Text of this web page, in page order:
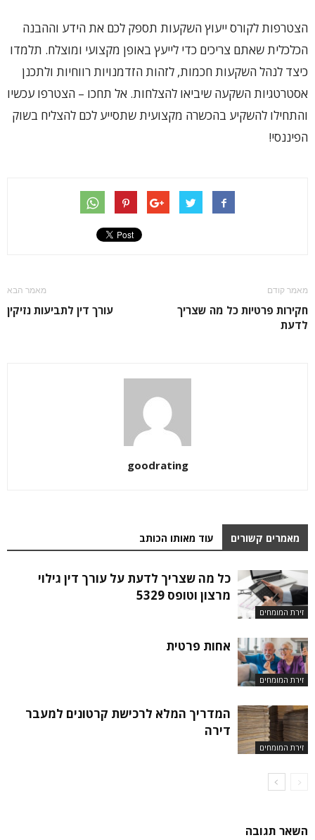
הצטרפות לקורס ייעוץ השקעות תספק לכם את הידע וההבנה
הכלכלית שאתם צריכים כדי לייעץ באופן מקצועי ומוצלח. תלמדו
כיצד לנהל השקעות חכמות, לזהות הזדמנויות רווחיות ולתכנן
אסטרטגיות השקעה שיביאו להצלחות. אל תחכו – הצטרפו עכשיו
והתחילו להשקיע בהכשרה מקצועית שתסייע לכם להצליח בשוק
הפיננסי!
מאמר קודם
חקירות פרטיות כל מה שצריך
לדעת
מאמר הבא
עורך דין לתביעות נזיקין
goodrating
מאמרים קשורים עוד מאותו הכותב
זירת המומחים
כל מה שצריך לדעת על עורך דין גילוי
מרצון וטופס 5329
זירת המומחים
אחות פרטית
זירת המומחים
המדריך המלא לרכישת קרטונים למעבר
דירה
השאר תגובה